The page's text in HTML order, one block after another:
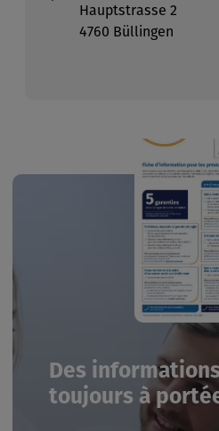
Hauptstrasse 2
4760 Büllingen
Des
toujours à